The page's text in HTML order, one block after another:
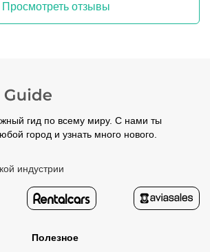
Просмотреть отзывы
гид по всему миру. С нами ты
город и узнать много нового.
индустрии
Полезное